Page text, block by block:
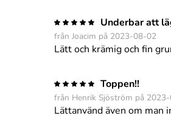
Underbar att
från Joacim på 2023-08-02
Lätt och krämig och fin
Toppen!!
från Henrik Sjöström på
Lättanvänd även om man